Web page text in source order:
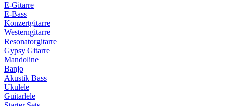
E-Gitarre
E-Bass
Konzertgitarre
Westerngitarre
Resonatorgitarre
Gypsy Gitarre
Mandoline
Banjo
Akustik Bass
Ukulele
Guitarlele